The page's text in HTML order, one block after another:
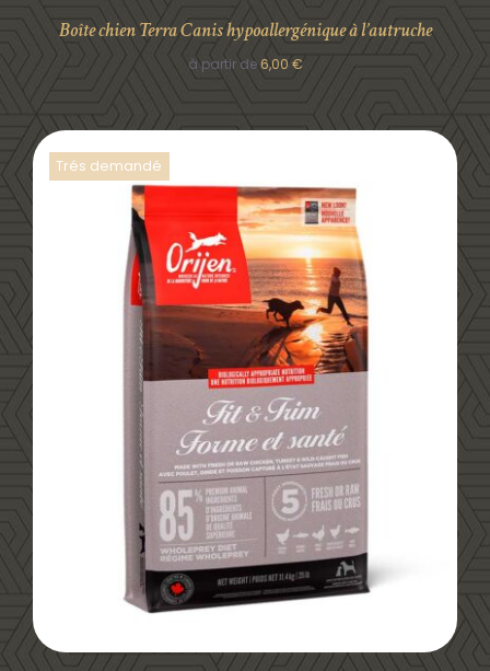
Boîte chien Terra Canis hypoallergénique à l’autruche
à partir de 6,00 €
Trés demandé
DÉTAILS